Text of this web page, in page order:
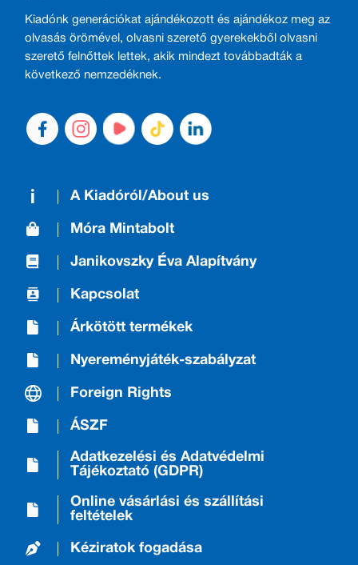
Kiadónk generációkat ajándékozott és ajándékoz meg az
olvasás örömével, olvasni szerető gyerekekből olvasni
szerető felnőttek lettek, akik mindezt továbbadták a
következő nemzedéknek.
A Kiadóról/About us
Móra Mintabolt
Janikovszky Éva Alapítvány
Kapcsolat
Árkötött termékek
Nyereményjáték-szabályzat
Foreign Rights
ÁSZF
Adatkezelési és Adatvédelmi
Tájékoztató (GDPR)
Online vásárlási és szállítási
feltételek
Kéziratok fogadása